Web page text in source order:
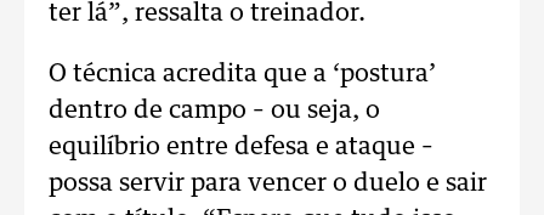
ter lá”, ressalta o treinador.
O técnica acredita que a ‘postura’
dentro de campo – ou seja, o
equilíbrio entre defesa e ataque –
possa servir para vencer o duelo e sair